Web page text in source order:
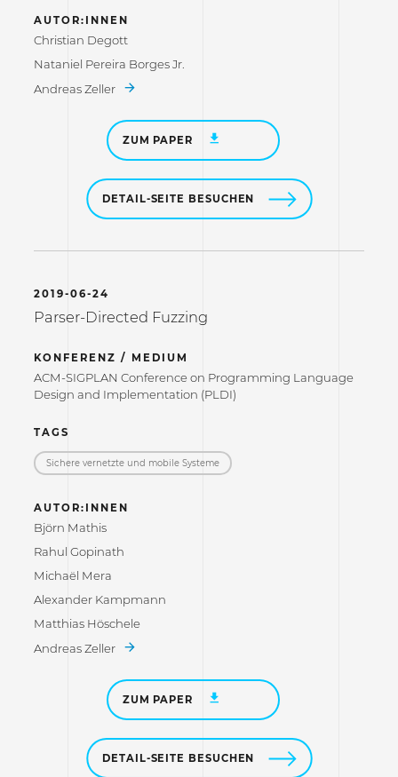
AUTOR:INNEN
Christian Degott
Nataniel Pereira Borges Jr.
Andreas Zeller
ZUM PAPER
DETAIL-SEITE BESUCHEN
2019-06-24
Parser-Directed Fuzzing
KONFERENZ / MEDIUM
ACM-SIGPLAN Conference on Programming Language
Design and Implementation (PLDI)
TAGS
Sichere vernetzte und mobile Systeme
AUTOR:INNEN
Björn Mathis
Rahul Gopinath
Michaël Mera
Alexander Kampmann
Matthias Höschele
Andreas Zeller
ZUM PAPER
DETAIL-SEITE BESUCHEN